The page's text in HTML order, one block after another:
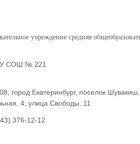
учреждение средняя
СОШ № 221
город Екатеринбург, поселок
4; улица Свободы, 11
376-12-12